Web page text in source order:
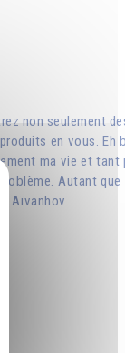
non seulement
en vous. Eh
ma vie et tant
Autant
Aïvanhov